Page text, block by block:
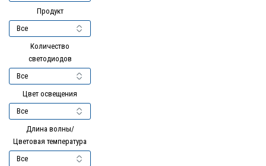
Продукт
Количество
светодиодов
Цвет освещения
Длина волны/
Цветовая температура